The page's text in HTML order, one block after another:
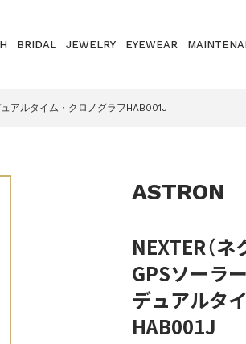
BRIDAL JEWELRY EYEWEAR
アルタイム・クロノグラフHAB001J
ASTRON
NEXTER（ネ
GPSソーラー
デュアルタ
HAB001J